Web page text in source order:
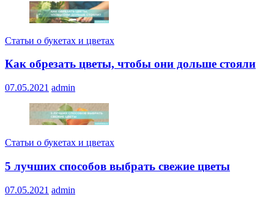
Статьи о букетах и цветах
Как обрезать цветы, чтобы они дольше стояли
07.05.2021 admin
Статьи о букетах и цветах
5 лучших способов выбрать свежие цветы
07.05.2021 admin